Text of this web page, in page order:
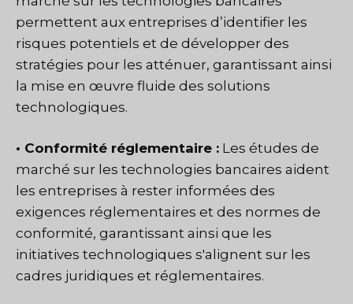
permettent aux entreprises d’identifier les
risques potentiels et de développer des
stratégies pour les atténuer, garantissant ainsi
la mise en œuvre fluide des solutions
technologiques.
• Conformité réglementaire : Les études de
marché sur les technologies bancaires aident
les entreprises à rester informées des
exigences réglementaires et des normes de
conformité, garantissant ainsi que les
initiatives technologiques s'alignent sur les
cadres juridiques et réglementaires.